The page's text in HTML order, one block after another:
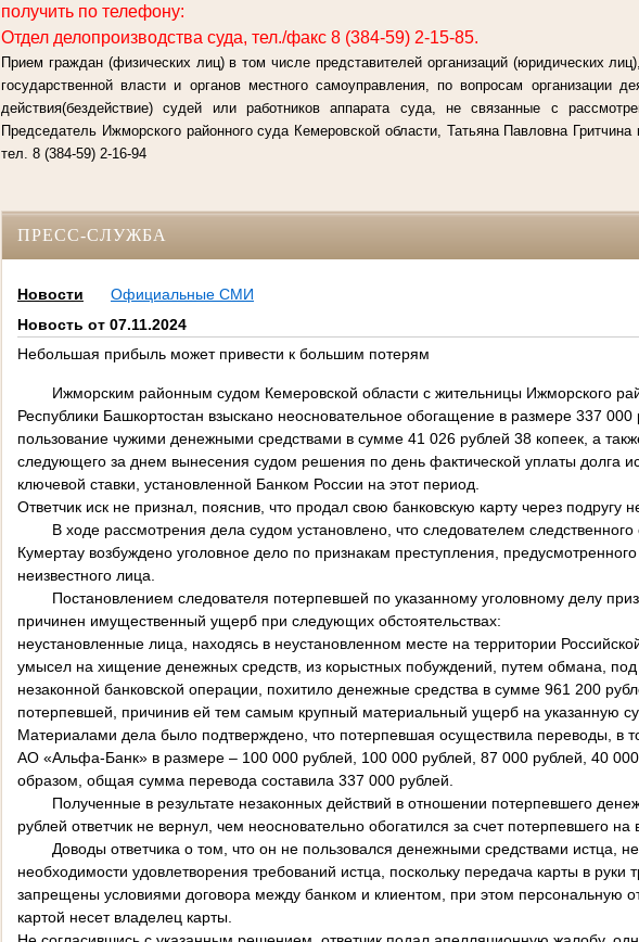
получить по телефону:
Отдел делопроизводства суда, тел./факс 8 (384-59) 2-15-85.
Прием граждан (физических лиц) в том числе представителей организаций (юридических
государственной власти и органов местного самоуправления, по вопросам организации
действия(бездействие) судей или работников аппарата суда, не связанные с
Председатель Ижморского районного суда Кемеровской области, Татьяна Павловна
тел. 8 (384-59) 2-16-94
ПРЕСС-СЛУЖБА
Новости
Официальные СМИ
Новость от 07.11.2024
Небольшая прибыль может привести к большим потерям
Ижморским районным судом Кемеровской области с жительницы Ижморского
Республики Башкортостан взыскано неосновательное обогащение в размере 337 000
пользование чужими денежными средствами в сумме 41 026 рублей 38 копеек, а
следующего за днем вынесения судом решения по день фактической уплаты долга
ключевой ставки, установленной Банком России на этот период.
Ответчик иск не признал, пояснив, что продал свою банковскую карту через подругу
В ходе рассмотрения дела судом установлено, что следователем
Кумертау возбуждено уголовное дело по признакам преступления,
неизвестного лица.
Постановлением следователя потерпевшей по указанному уголовному делу
причинен имущественный ущерб при следующих обстоятельствах:
неустановленные лица, находясь в неустановленном месте на территории
умысел на хищение денежных средств, из корыстных побуждений, путем обмана,
незаконной банковской операции, похитило денежные средства в сумме 961 200
потерпевшей, причинив ей тем самым крупный материальный ущерб на указанную
Материалами дела было подтверждено, что потерпевшая осуществила переводы, в
АО «Альфа-Банк»в размере – 100 000 рублей, 100 000 рублей, 87 000 рублей, 40
образом, общая сумма перевода составила 337 000 рублей.
Полученные в результате незаконных действий в отношении потерпевшего
рублей ответчик не вернул, чем неосновательно обогатился за счет потерпевшего
Доводы ответчика о том, что он не пользовался денежными средствами истца,
необходимости удовлетворения требований истца, поскольку передача карты в руки
запрещены условиями договора между банком и клиентом, при этом персональную
картой несет владелец карты.